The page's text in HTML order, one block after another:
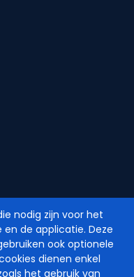
nodig zijn voor het
de applicatie. Deze
ook optionele
dienen enkel
het gebruik van